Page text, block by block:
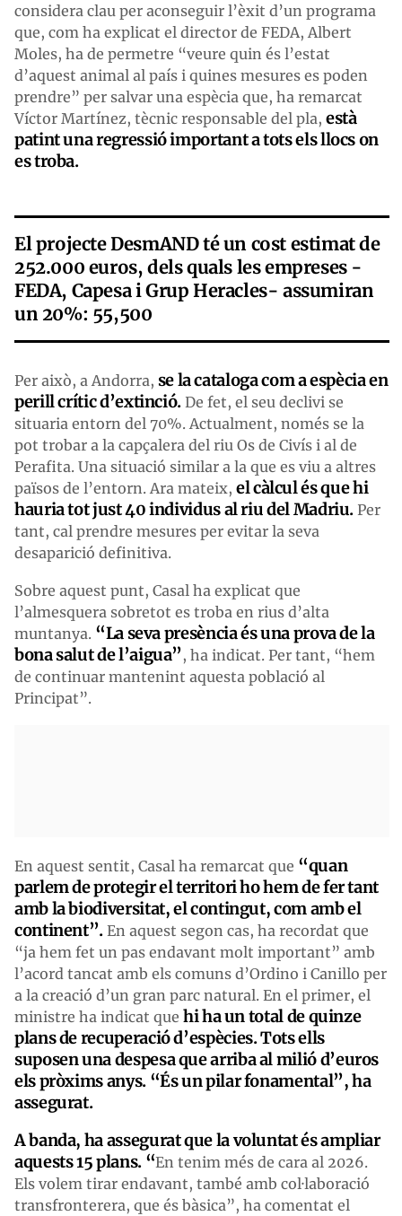
considera clau per aconseguir l’èxit d’un programa
que, com ha explicat el director de FEDA, Albert
Moles, ha de permetre “veure quin és l’estat
d’aquest animal al país i quines mesures es poden
prendre” per salvar una espècia que, ha remarcat
Víctor Martínez, tècnic responsable del pla, està
patint una regressió important a tots els llocs on
es troba.
El projecte DesmAND té un cost estimat de
252.000 euros, dels quals les empreses -
FEDA, Capesa i Grup Heracles- assumiran
un 20%: 55,500
Per això, a Andorra, se la cataloga com a espècia en
perill crític d’extinció. De fet, el seu declivi se
situaria entorn del 70%. Actualment, només se la
pot trobar a la capçalera del riu Os de Civís i al de
Perafita. Una situació similar a la que es viu a altres
països de l’entorn. Ara mateix, el càlcul és que hi
hauria tot just 40 individus al riu del Madriu. Per
tant, cal prendre mesures per evitar la seva
desaparició definitiva.
Sobre aquest punt, Casal ha explicat que
l’almesquera sobretot es troba en rius d’alta
muntanya. “La seva presència és una prova de la
bona salut de l’aigua”, ha indicat. Per tant, “hem
de continuar mantenint aquesta població al
Principat”.
En aquest sentit, Casal ha remarcat que “quan
parlem de protegir el territori ho hem de fer tant
amb la biodiversitat, el contingut, com amb el
continent”. En aquest segon cas, ha recordat que
“ja hem fet un pas endavant molt important” amb
l’acord tancat amb els comuns d’Ordino i Canillo per
a la creació d’un gran parc natural. En el primer, el
ministre ha indicat que hi ha un total de quinze
plans de recuperació d’espècies. Tots ells
suposen una despesa que arriba al milió d’euros
els pròxims anys. “És un pilar fonamental”, ha
assegurat.
A banda, ha assegurat que la voluntat és ampliar
aquests 15 plans. “En tenim més de cara al 2026.
Els volem tirar endavant, també amb col·laboració
transfronterera, que és bàsica”, ha comentat el